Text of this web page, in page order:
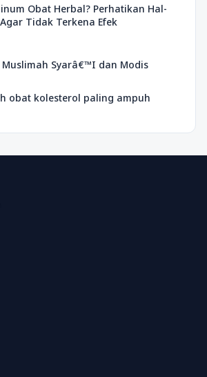
Obat Herbal? Perhatikan Hal-
Tidak Terkena Efek
Muslimah Syarâ€™I dan Modis
obat kolesterol paling ampuh